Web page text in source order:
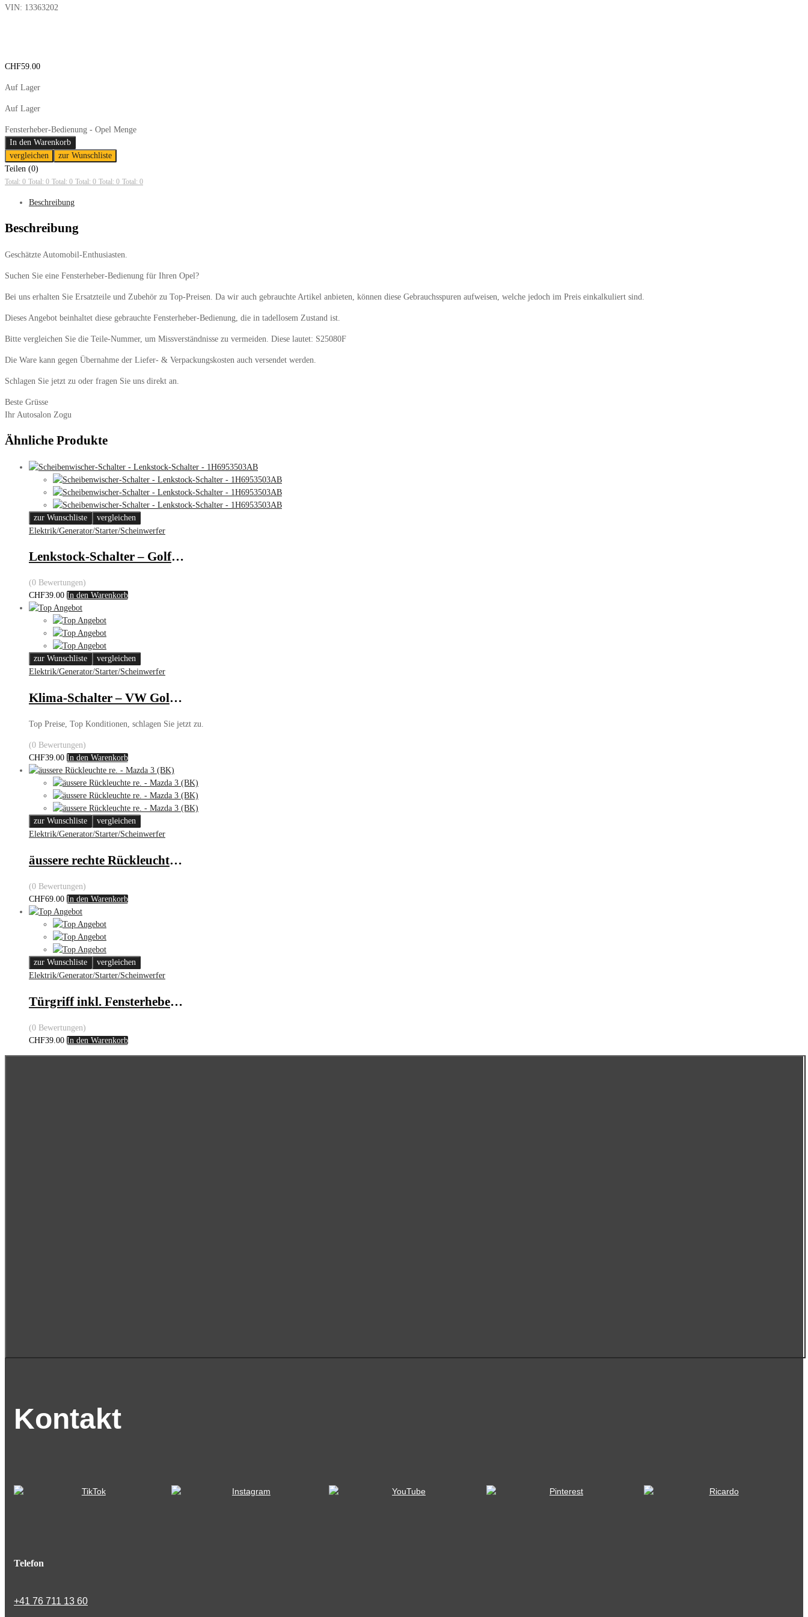
VIN: 13363202
CHF59.00
Auf Lager
Auf Lager
Fensterheber-Bedienung - Opel Menge
In den Warenkorb
vergleichen
zur Wunschliste
Teilen (0)
Total: 0 Total: 0 Total: 0 Total: 0 Total: 0 Total: 0
Beschreibung
Beschreibung
Geschätzte Automobil-Enthusiasten.
Suchen Sie eine Fensterheber-Bedienung für Ihren Opel?
Bei uns erhalten Sie Ersatzteile und Zubehör zu Top-Preisen. Da wir auch gebrauchte Artikel anbieten, können diese Gebrauchsspuren aufweisen, welche jedoch im Preis einkalkuliert sind.
Dieses Angebot beinhaltet diese gebrauchte Fensterheber-Bedienung, die in tadellosem Zustand ist.
Bitte vergleichen Sie die Teile-Nummer, um Missverständnisse zu vermeiden. Diese lautet: S25080F
Die Ware kann gegen Übernahme der Liefer- & Verpackungskosten auch versendet werden.
Schlagen Sie jetzt zu oder fragen Sie uns direkt an.
Beste Grüsse
Ihr Autosalon Zogu
Ähnliche Produkte
zur Wunschliste
vergleichen
Elektrik/Generator/Starter/Scheinwerfer
Lenkstock-Schalter – Golf III/Passat
(0 Bewertungen)
CHF39.00 In den Warenkorb
zur Wunschliste
vergleichen
Elektrik/Generator/Starter/Scheinwerfer
Klima-Schalter – VW Golf/Vento
Top Preise, Top Konditionen, schlagen Sie jetzt zu.
(0 Bewertungen)
CHF39.00 In den Warenkorb
zur Wunschliste
vergleichen
Elektrik/Generator/Starter/Scheinwerfer
äussere rechte Rückleuchte – Mazda 3 (BK)
(0 Bewertungen)
CHF69.00 In den Warenkorb
zur Wunschliste
vergleichen
Elektrik/Generator/Starter/Scheinwerfer
Türgriff inkl. Fensterheber-Bedienung – VW
(0 Bewertungen)
CHF39.00 In den Warenkorb
Kontakt
Telefon
+41 76 711 13 60